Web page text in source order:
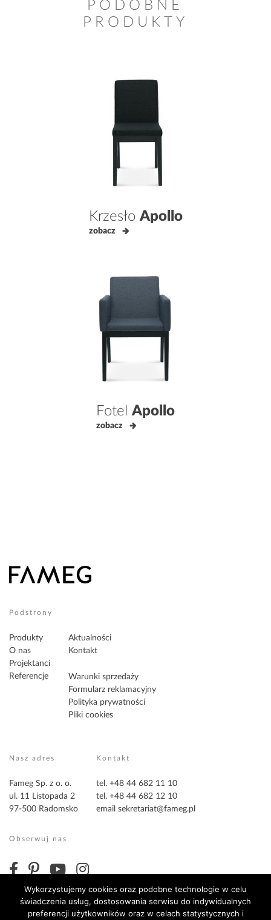
PODOBNE
PRODUKTY
KrzesłoApollo
zobacz
FotelApollo
zobacz
Podstrony
Produkty
O nas
Projektanci
Referencje
Aktualności
Kontakt
Warunki sprzedaży
Formularz reklamacyjny
Polityka prywatności
Pliki cookies
Nasz adres
Fameg Sp. z o. o.
ul. 11 Listopada 2
97-500 Radomsko
Kontakt
tel. +48 44 682 11 10
tel. +48 44 682 12 10
email sekretariat@fameg.pl
Obserwuj nas
Wykorzystujemy cookies oraz podobne technologie w celu
świadczenia usług, dostosowania serwisu do indywidualnych
preferencji użytkowników oraz w celach statystycznych i